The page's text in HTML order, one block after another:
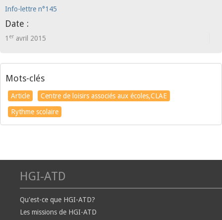
Info-lettre n°145
Date :
1 er avril 2015
Mots-clés
Article
Centre de loisirs associés aux écoles,CLAE
Rythme scolaire
HGI-ATD
Qu'est-ce que HGI-ATD?
Les missions de HGI-ATD